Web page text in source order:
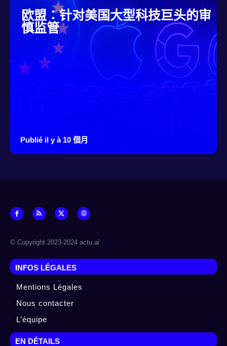
欧盟：针对美国大型科技巨头的审
慎监管
Publié il y à 10 個月
© Copyright 2023-2024 actu.ai
INFOS LÉGALES
Mentions Légales
Nous contacter
L’équipe
EN DÉTAILS